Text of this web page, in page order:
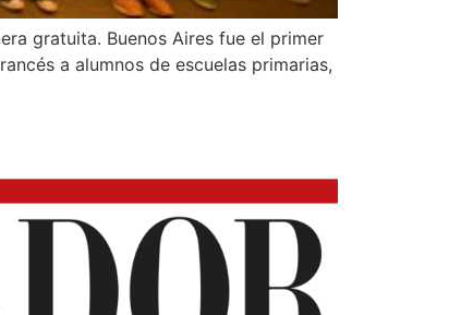
gratuita. Buenos Aires fue el primer
a alumnos de escuelas primarias,